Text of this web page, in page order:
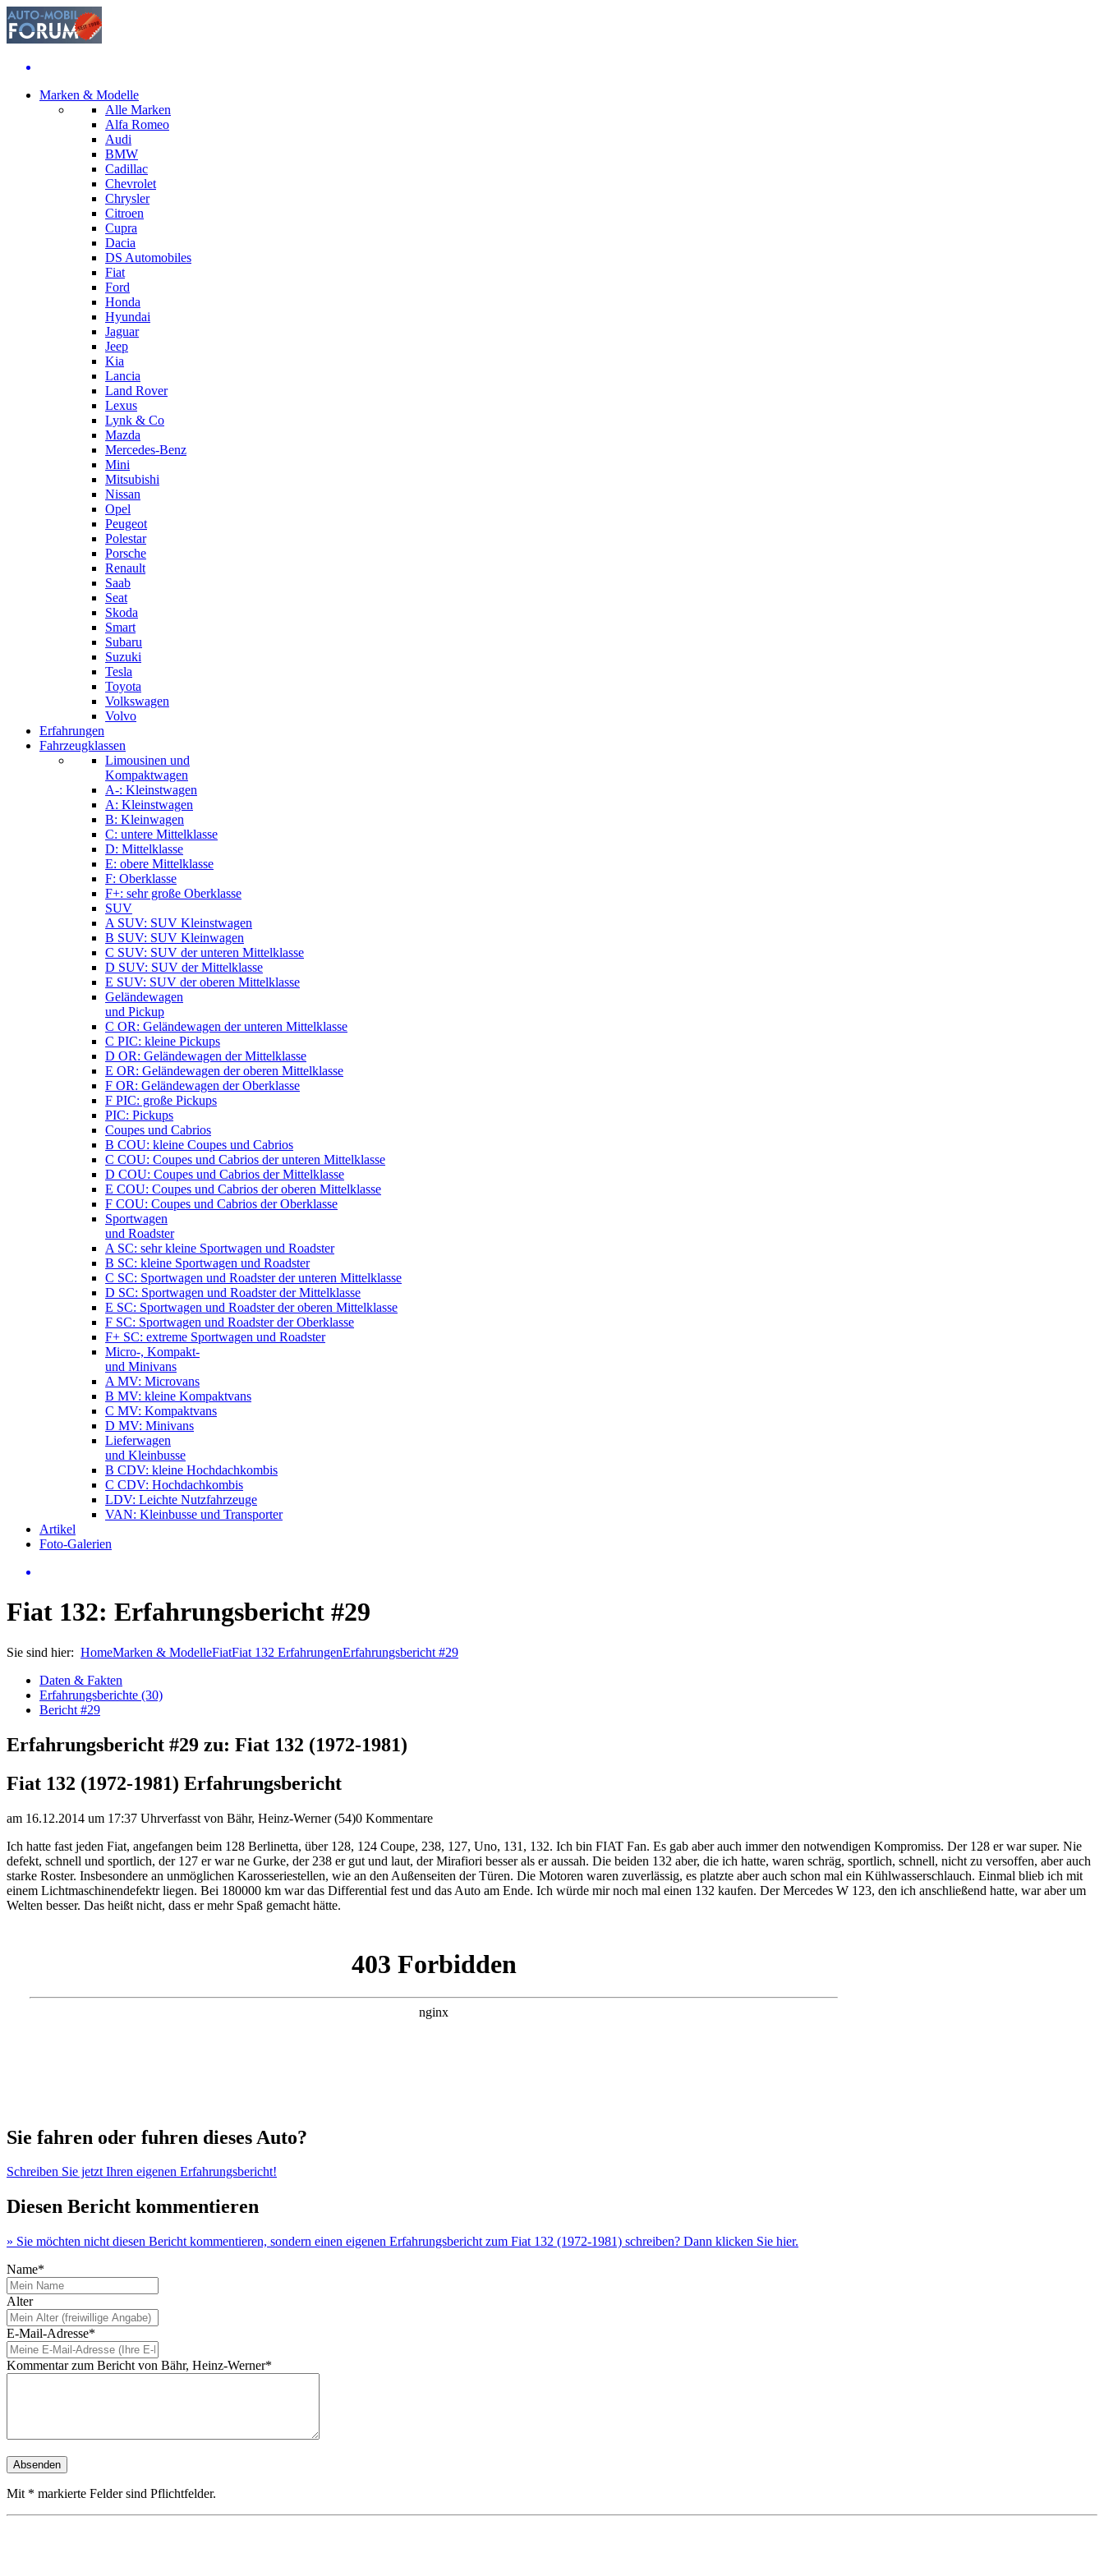
Marken & Modelle
Alle Marken
Alfa Romeo
Audi
BMW
Cadillac
Chevrolet
Chrysler
Citroen
Cupra
Dacia
DS Automobiles
Fiat
Ford
Honda
Hyundai
Jaguar
Jeep
Kia
Lancia
Land Rover
Lexus
Lynk & Co
Mazda
Mercedes-Benz
Mini
Mitsubishi
Nissan
Opel
Peugeot
Polestar
Porsche
Renault
Saab
Seat
Skoda
Smart
Subaru
Suzuki
Tesla
Toyota
Volkswagen
Volvo
Erfahrungen
Fahrzeugklassen
Limousinen und
Kompaktwagen
A-: Kleinstwagen
A: Kleinstwagen
B: Kleinwagen
C: untere Mittelklasse
D: Mittelklasse
E: obere Mittelklasse
F: Oberklasse
F+: sehr große Oberklasse
SUV
A SUV: SUV Kleinstwagen
B SUV: SUV Kleinwagen
C SUV: SUV der unteren Mittelklasse
D SUV: SUV der Mittelklasse
E SUV: SUV der oberen Mittelklasse
Geländewagen
und Pickup
C OR: Geländewagen der unteren Mittelklasse
C PIC: kleine Pickups
D OR: Geländewagen der Mittelklasse
E OR: Geländewagen der oberen Mittelklasse
F OR: Geländewagen der Oberklasse
F PIC: große Pickups
PIC: Pickups
Coupes und Cabrios
B COU: kleine Coupes und Cabrios
C COU: Coupes und Cabrios der unteren Mittelklasse
D COU: Coupes und Cabrios der Mittelklasse
E COU: Coupes und Cabrios der oberen Mittelklasse
F COU: Coupes und Cabrios der Oberklasse
Sportwagen
und Roadster
A SC: sehr kleine Sportwagen und Roadster
B SC: kleine Sportwagen und Roadster
C SC: Sportwagen und Roadster der unteren Mittelklasse
D SC: Sportwagen und Roadster der Mittelklasse
E SC: Sportwagen und Roadster der oberen Mittelklasse
F SC: Sportwagen und Roadster der Oberklasse
F+ SC: extreme Sportwagen und Roadster
Micro-, Kompakt-
und Minivans
A MV: Microvans
B MV: kleine Kompaktvans
C MV: Kompaktvans
D MV: Minivans
Lieferwagen
und Kleinbusse
B CDV: kleine Hochdachkombis
C CDV: Hochdachkombis
LDV: Leichte Nutzfahrzeuge
VAN: Kleinbusse und Transporter
Artikel
Foto-Galerien
Fiat 132: Erfahrungsbericht #29
Sie sind hier: HomeMarken & ModelleFiatFiat 132 ErfahrungenErfahrungsbericht #29
Daten & Fakten
Erfahrungsberichte (30)
Bericht #29
Erfahrungsbericht #29 zu: Fiat 132 (1972-1981)
Fiat 132 (1972-1981) Erfahrungsbericht
am 16.12.2014 um 17:37 Uhrverfasst von Bähr, Heinz-Werner (54)0 Kommentare
Ich hatte fast jeden Fiat, angefangen beim 128 Berlinetta, über 128, 124 Coupe, 238, 127, Uno, 131, 132. Ich bin FIAT Fan. Es gab aber auch immer den notwendigen Kompromiss. Der 128 er war super. Nie
defekt, schnell und sportlich, der 127 er war ne Gurke, der 238 er gut und laut, der Mirafiori besser als er aussah. Die beiden 132 aber, die ich hatte, waren schräg, sportlich, schnell, nicht zu versoffen, aber auch
starke Roster. Insbesondere an unmöglichen Karosseriestellen, wie an den Außenseiten der Türen. Die Motoren waren zuverlässig, es platzte aber auch schon mal ein Kühlwasserschlauch. Einmal blieb ich mit
einem Lichtmaschinendefektr liegen. Bei 180000 km war das Differential fest und das Auto am Ende. Ich würde mir noch mal einen 132 kaufen. Der Mercedes W 123, den ich anschließend hatte, war aber um
Welten besser. Das heißt nicht, dass er mehr Spaß gemacht hätte.
Sie fahren oder fuhren dieses Auto?
Schreiben Sie jetzt Ihren eigenen Erfahrungsbericht!
Diesen Bericht kommentieren
» Sie möchten nicht diesen Bericht kommentieren, sondern einen eigenen Erfahrungsbericht zum Fiat 132 (1972-1981) schreiben? Dann klicken Sie hier.
Name*
Alter
E-Mail-Adresse*
Kommentar zum Bericht von Bähr, Heinz-Werner*
Mit * markierte Felder sind Pflichtfelder.